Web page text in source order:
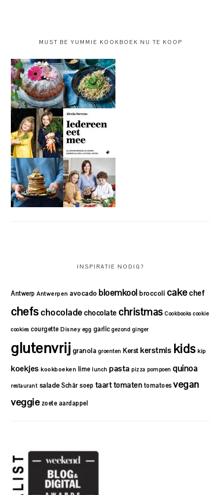
MUST BE YUMMIE KOOKBOEK NU TE KOOP
INSPIRATIE NODIG?
Antwerp Antwerpen avocado bloemkool broccoli cakechef
chefs chocoladechocolate christmas Cookbooks cookie
cookies courgette Disney egg garlic gezond ginger
glutenvrij granola groenten Kerst kerstmis kids kip
koekjes kookboeken lime lunch pasta pizza pompoen quinoa
restaurant salade Schär soep taarttomaten tomatoes vegan
veggie zoete aardappel